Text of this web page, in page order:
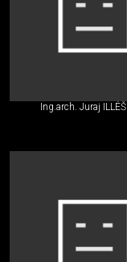
Ing.arch. Juraj ILLÉŠ